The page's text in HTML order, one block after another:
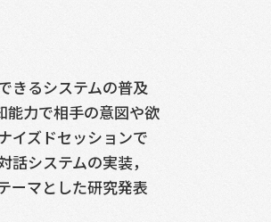
きるシステムの普及
能力で相手の意図や欲
イズドセッションで
話システムの実装，
ーマとした研究発表